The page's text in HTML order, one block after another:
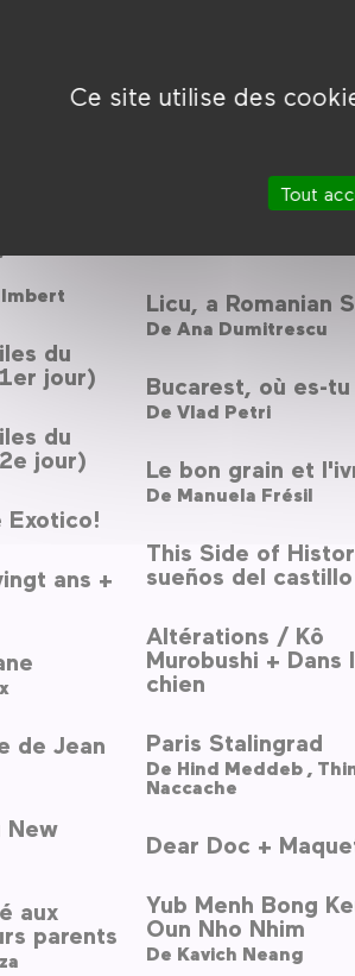
Ce site utilise des
Tout
Than
du
jour)
du
jour)
Exotico!
ans +
de Jean
New
aux
parents
Quelle folie
Licu, a Romanian
De Ana Dumitrescu
Bucarest, où es-tu
De Vlad Petri
Le bon grain et
De Manuela Frésil
This Side of
sueños del castillo
Altérations / Kô
Murobushi +
chien
Paris Stalingrad
De Hind Meddeb ,
Naccache
Dear Doc +
Yub Menh Bong
Oun Nho Nhim
De Kavich Neang